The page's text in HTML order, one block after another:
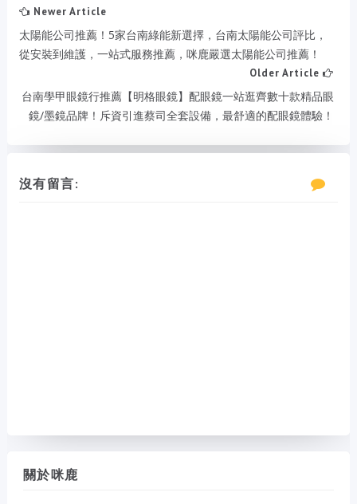
Newer Article
太陽能公司推薦！5家台南綠能新選擇，台南太陽能公司評比，
從安裝到維護，一站式服務推薦，咪鹿嚴選太陽能公司推薦！
Older Article
台南學甲眼鏡行推薦【明格眼鏡】配眼鏡一站逛齊數十款精品眼
鏡/墨鏡品牌！斥資引進蔡司全套設備，最舒適的配眼鏡體驗！
沒有留言:
關於咪鹿